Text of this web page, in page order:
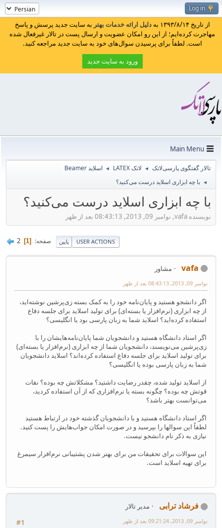
Log in
از تاریخ ۱۳۹۳/۸/۱۴ به دلیل ارائه خدمات بهتر به سایت جدید پرسش و پاسخ
مهاجرت کرده‌ایم؛ از این رو امکان عضویت و ارسال پست در تالار غیرفعال شده
است. لطفاً برای پرسیدن سوال‌های خود به سایت جدید مراجعه کنید.
ورود به سایت جدید
Main Menu
تالار گفتگوی پارسی‌لاتک ◄ لاتک LATEX ◄ اسلاید Beamer
◄ با چه ابزاری اسلاید درست می‌کنید؟
با چه ابزاری اسلاید درست می‌کنید؟
نویسنده vafa, نوامبر 09, 2013, 08:43:13 بعد از ظهر
پایین صفحه 1
2 USER ACTIONS
vafa مشاور
نوامبر 09, 2013, 08:43:13 بعد از ظهر
اگر دانشجو هستید و پایان‌نامه خود را به کمک بسته زی‌پرشین نوشته‌اید،
از چه ابزاری (نرم‌افزار یا بسته‌ای) برای تولید اسلاید برای جلسه دفاع
استفاده کرده‌اید؟ اسلاید شما به زبان پارسی بود یا انگلیسی؟
اگر استاد دانشگاه هستید و دانشجویان شما پایان‌نامه‌هایشان را با
زی‌پرشین می‌نویسند، دانشجویان شما از چه ابزاری (نرم‌افزار یا بسته‌ای)
برای تولید اسلاید برای جلسه دفاع استفاده کرده‌اند؟ اسلاید دانشجویان
شما به زبان پارسی بوده یا انگلیسی؟
از اسلاید تولید شده، چقدر رضایت داشتید؟ مشکلاتش چه بوده؟ نقات
قوتش چه بوده؟ چگونه بسته یا نرم‌افزاری که از آن استفاده کردید،
می‌توانست بهتر باشد؟
اگر استاد دانشگاه هستید و با دانشجویان گذشته خود در ارتباط هستید
لطفاً این سوالها را بپرسید و در صورت امکان جواب‌هایش را پست کنید.
نیازی به ذکر نام دانشجو نیست.
این سوالات برای تحقیقات من برای بهتر شدن پشتیبانی نرم‌افزار سیمرغ
برای تهیه اسلاید است.
فرشاد ترابی
مدیر تالار
#1
نوامبر 09, 2013, 09:21:24 بعد از ظهر